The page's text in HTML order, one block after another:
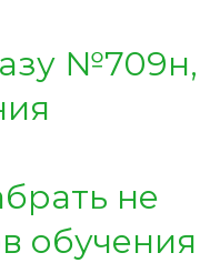
№709н,
не
обучения